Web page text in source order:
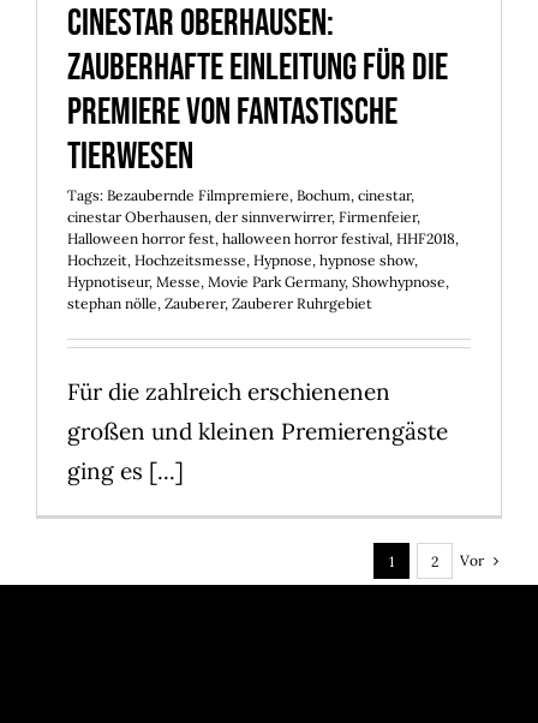
Cinestar Oberhausen:
zauberhafte Einleitung für die
Premiere von Fantastische
Tierwesen
Tags: Bezaubernde Filmpremiere, Bochum, cinestar,
cinestar Oberhausen, der sinnverwirrer, Firmenfeier,
Halloween horror fest, halloween horror festival, HHF2018,
Hochzeit, Hochzeitsmesse, Hypnose, hypnose show,
Hypnotiseur, Messe, Movie Park Germany, Showhypnose,
stephan nölle, Zauberer, Zauberer Ruhrgebiet
Für die zahlreich erschienenen
großen und kleinen Premierengäste
ging es [...]
1 2 Vor